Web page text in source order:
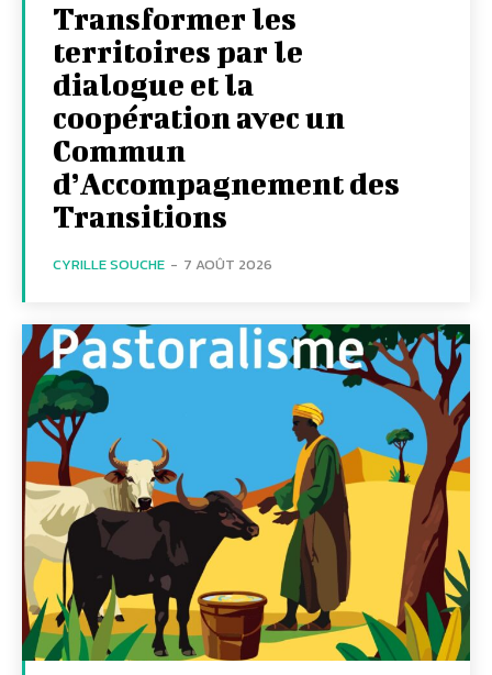
Transformer les
territoires par le
dialogue et la
coopération avec un
Commun
d’Accompagnement des
Transitions
CYRILLE SOUCHE - 7 AOÛT 2026